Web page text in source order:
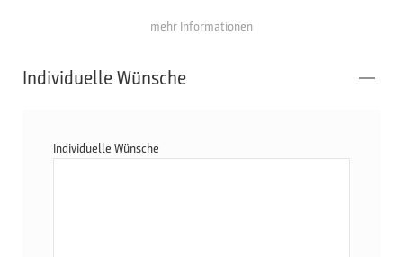
mehr Informationen
Individuelle Wünsche
Individuelle Wünsche